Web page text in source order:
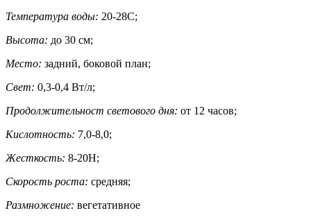
Температура воды: 20-28С;
Высота: до 30 см;
Место: задний, боковой план;
Свет: 0,3-0,4 Вт/л;
Продолжительност светового дня: от 12 часов;
Кислотность: 7,0-8,0;
Жесткость: 8-20Н;
Скорость роста: средняя;
Размножение: вегетативное